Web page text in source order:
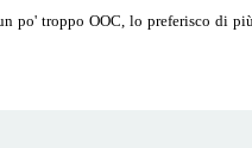
po' troppo OOC, lo preferisco di